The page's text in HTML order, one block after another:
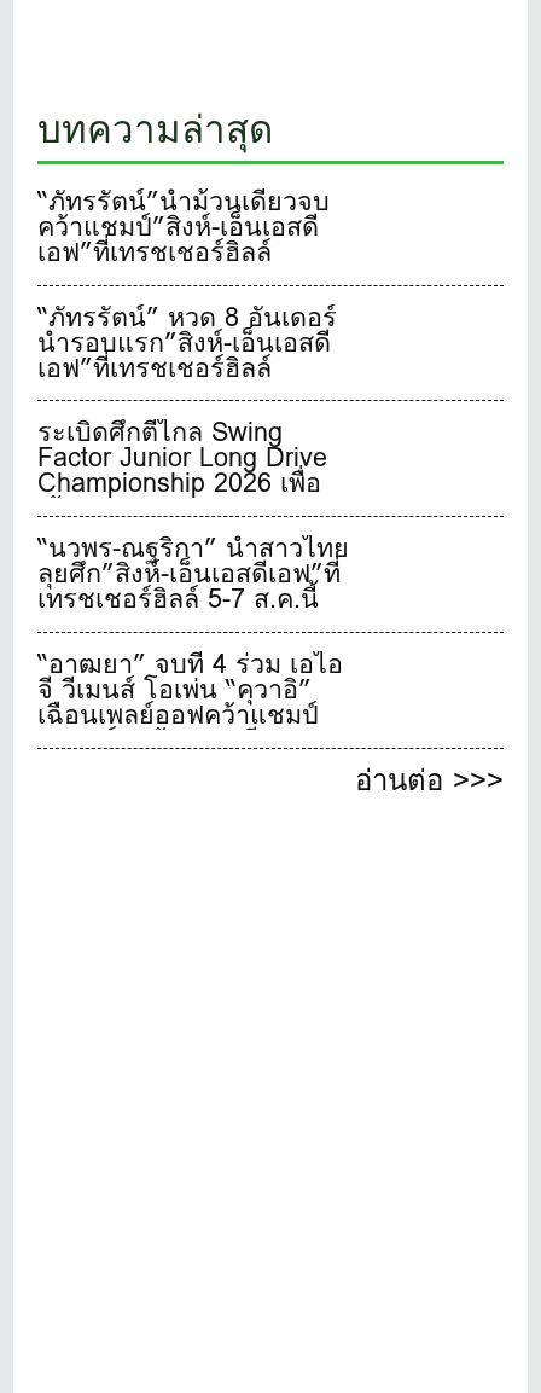
บทความล่าสุด
“ภัทรรัตน์”นำม้วนเดียวจบ
คว้าแชมป์”สิงห์-เอ็นเอสดี
เอฟ”ที่เทรชเชอร์ฮิลล์
“ภัทรรัตน์” หวด 8 อันเดอร์
นำรอบแรก”สิงห์-เอ็นเอสดี
เอฟ”ที่เทรชเชอร์ฮิลล์
ระเบิดศึกตีไกล Swing
Factor Junior Long Drive
Championship 2026 เพื่อ
เฟ้นหาสุดยอดเยาวชนจอม
พลังตีไกลชาวไทย
“นวพร-ณฐริกา” นำสาวไทย
ลุยศึก”สิงห์-เอ็นเอสดีเอฟ”ที่
เทรชเชอร์ฮิลล์ 5-7 ส.ค.นี้
“อาฒยา” จบที่ 4 ร่วม เอไอ
จี วีเมนส์ โอเพ่น “คุวาอิ”
เฉือนเพลย์ออฟคว้าแชมป์
เมเจอร์สุดท้ายของปี
อ่านต่อ >>>